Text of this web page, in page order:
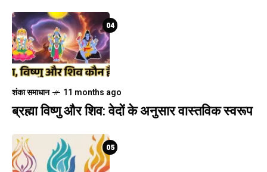
04
शंका समाधान 11 months ago
ब्रह्मा विष्णु और शिव: वेदों के अनुसार वास्तविक स्वरूप
05